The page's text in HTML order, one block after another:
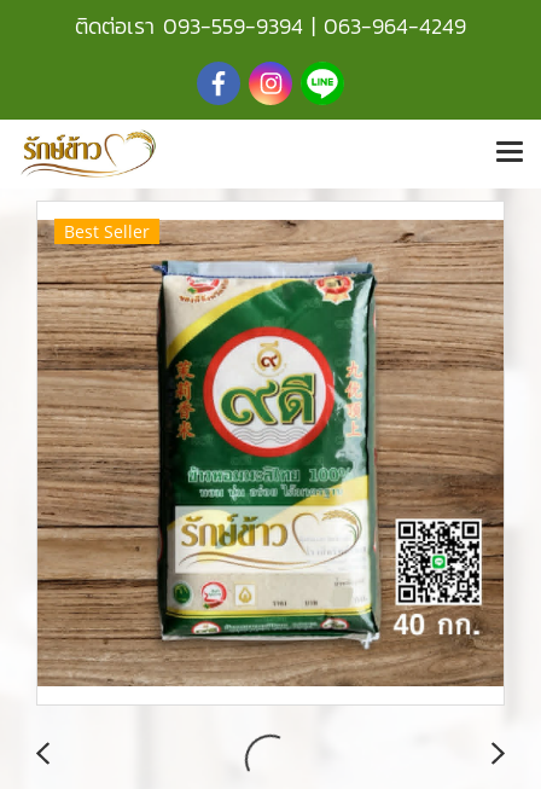
ติดต่อเรา 093-559-9394 | 063-964-4249
Best Seller